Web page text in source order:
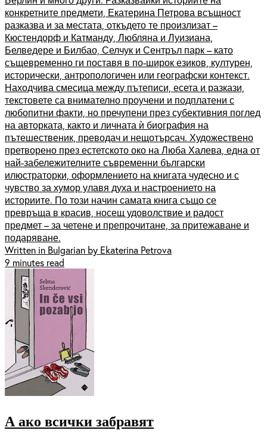
конкретните предмети, Екатерина Петрова всъщност
разказва и за местата, откъдето те произлизат –
Кюстендорф и Катманду, Любляна и Луизиана,
Белведере и Билбао, Селчук и Сентръл парк – като
същевременно ги поставя в по-широк езиков, културен,
исторически, антропологичен или географски контекст.
Находчива смесица между пътеписи, есета и разкази,
текстовете са внимателно проучени и подплатени с
любопитни факти, но пречупени през субективния поглед
на авторката, както и личната ѝ биография на
пътешественик, преводач и нещотърсач. Художествено
претворено през естетското око на Люба Халева, една от
най-забележителните съвременни български
илюстраторки, оформлението на книгата чудесно и с
чувство за хумор улавя духа и настроението на
историите. По този начин самата книга също се
превръща в красив, носещ удоволствие и радост
предмет – за четене и препрочитане, за притежаване и
подаряване.
Written in Bulgarian by Ekaterina Petrova
9 minutes read
А ако всички забравят